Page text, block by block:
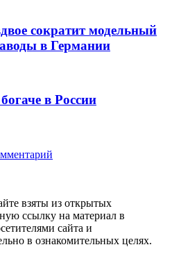
сократит модельный
в Германии
в России
взяты из открытых
ссылку на материал в
сайта и
в ознакомительных целях.